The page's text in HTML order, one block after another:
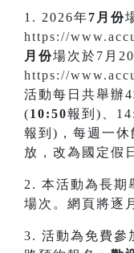
1. 2026年7月份
https://
月份場次於7月
https://
活動每日共舉辦
(10:50報到)、
報到)，每週一休
放，改為國定假
2. 本活動為長期
場次。網頁將逐
3. 活動為免費參